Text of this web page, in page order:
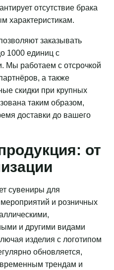
отсутствие брака
характеристикам.
заказывать
1000 единиц с
Мы работаем с отсрочкой
а также
скидки при крупных
таким образом,
доставки до вашего
от
сувениры для
и розничных
и другими видами
изделия с логотипом
обновляется,
трендам и